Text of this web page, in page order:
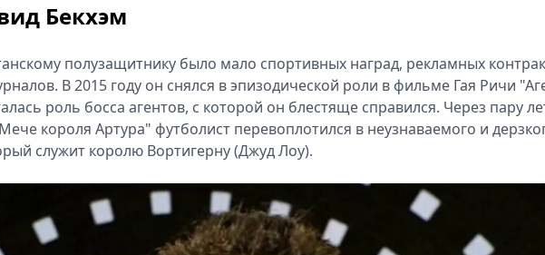
Бекхэм
полузащитнику было мало спортивных наград, рекламных
В 2015 году он снялся в эпизодической роли в фильме Гая Ричи
роль босса агентов, с которой он блестяще справился. Через пару
короля Артура" футболист перевоплотился в неузнаваемого и
служит королю Вортигерну (Джуд Лоу).